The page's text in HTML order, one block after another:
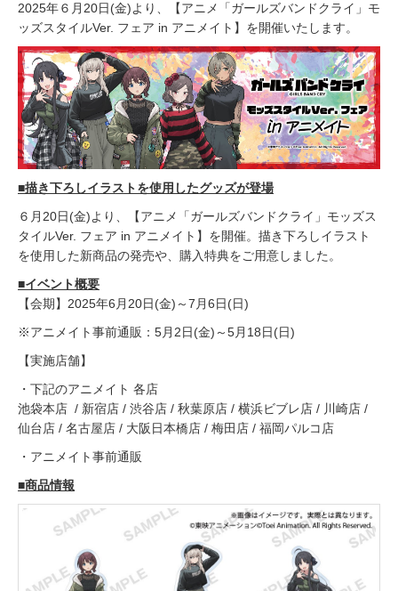
2025年６月20日(金)より、【アニメ「ガールズバンドクライ」モ
ッズスタイルVer. フェア in アニメイト】を開催いたします。
■描き下ろしイラストを使用したグッズが登場
６月20日(金)より、【アニメ「ガールズバンドクライ」モッズス
タイルVer. フェア in アニメイト】を開催。描き下ろしイラスト
を使用した新商品の発売や、購入特典をご用意しました。
■イベント概要
【会期】2025年6月20日(金)～7月6日(日)
※アニメイト事前通販：5月2日(金)～5月18日(日)
【実施店舗】
・下記のアニメイト 各店
池袋本店 / 新宿店 / 渋谷店 / 秋葉原店 / 横浜ビブレ店 / 川崎店 /
仙台店 / 名古屋店 / 大阪日本橋店 / 梅田店 / 福岡パルコ店
・アニメイト事前通販
■商品情報